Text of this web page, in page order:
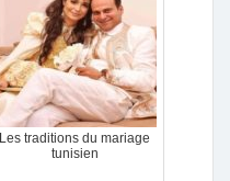
Les traditions du mariage
tunisien